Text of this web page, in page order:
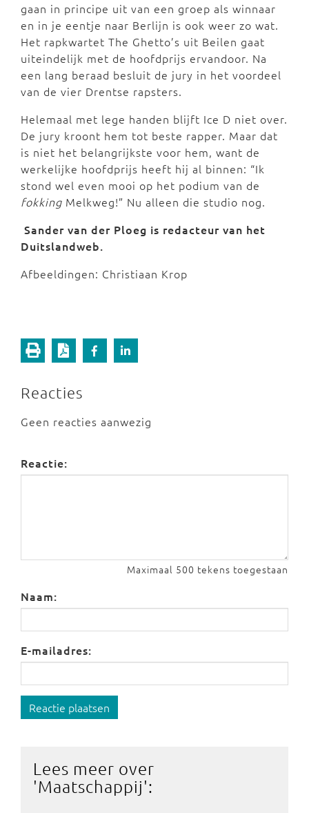
gaan in principe uit van een groep als winnaar
en in je eentje naar Berlijn is ook weer zo wat.
Het rapkwartet The Ghetto’s uit Beilen gaat
uiteindelijk met de hoofdprijs ervandoor. Na
een lang beraad besluit de jury in het voordeel
van de vier Drentse rapsters.
Helemaal met lege handen blijft Ice D niet over.
De jury kroont hem tot beste rapper. Maar dat
is niet het belangrijkste voor hem, want de
werkelijke hoofdprijs heeft hij al binnen: “Ik
stond wel even mooi op het podium van de
fokking Melkweg!” Nu alleen die studio nog.
Sander van der Ploeg is redacteur van het
Duitslandweb.
Afbeeldingen: Christiaan Krop
Reacties
Geen reacties aanwezig
Reactie:
Maximaal 500 tekens toegestaan
Naam:
E-mailadres:
Reactie plaatsen
Lees meer over
'Maatschappij':